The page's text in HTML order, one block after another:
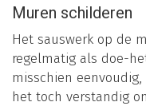
Muren schilderen
Het sauswerk op de
regelmatig als doe-
misschien
het toch verstandig